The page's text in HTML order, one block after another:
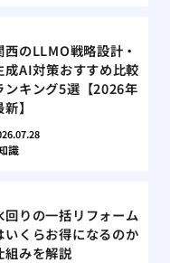
西のLLMO戦略設計・
成AI対策おすすめ比較
ンキング5選【2026年
】
識
回りの一括リフォーム
いくらお得になるのか
組みを解説